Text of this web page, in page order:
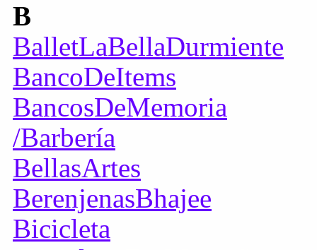
B
BalletLaBellaDurmiente
BancoDeItems
BancosDeMemoria
/Barbería
BellasArtes
BerenjenasBhajee
Bicicleta